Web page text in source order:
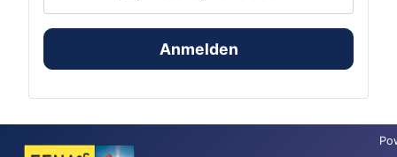
Anmelden